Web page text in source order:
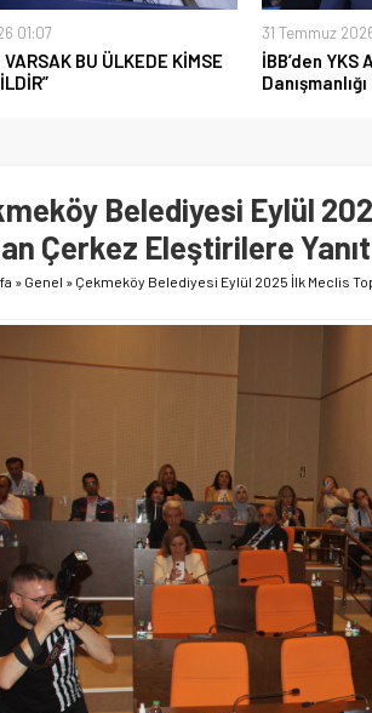
01:07
BU ÜLKEDE KİMSE
31 Temmuz
İBB’den
Danışmanlığı
Belediyesi Eylül
Çerkez Eleştirilere
» Genel » Çekmeköy Belediyesi Eylül 2025 İlk Meclis